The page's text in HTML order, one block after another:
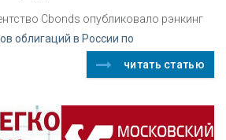
Cbonds опубликовало рэнкинг
облигаций в России по
читать статью